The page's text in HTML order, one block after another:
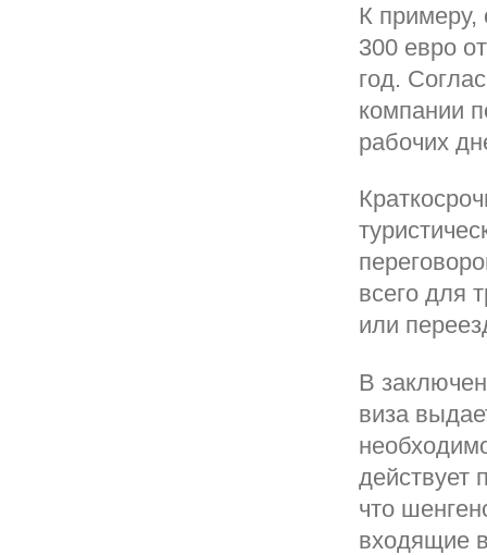
К примеру,
300 евро
год.
компании
рабочих
всего для
или
В
виза
действует
что
входящие